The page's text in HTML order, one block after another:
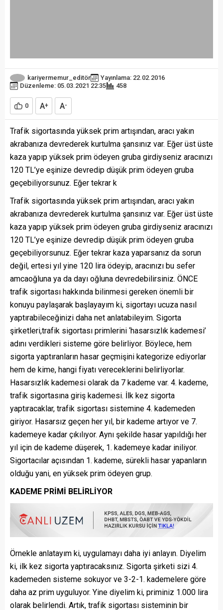
kariyermemur_editör
Yayınlama: 22.02.2016
Düzenleme: 05.03.2021 22:35
458
0 A+ A-
Trafik sigortasında yüksek prim artışından, aracı yakın
akrabanıza devrederek kurtulma şansınız var. Eğer üst üste
kaza yapıp yüksek prim ödeyen gruba girdiyseniz aracınızı
120 TL’ye eşinize devredip düşük prim ödeyen gruba
geçebiliyorsunuz. Eğer tekrar k
Trafik sigortasında yüksek prim artışından, aracı yakın
akrabanıza devrederek kurtulma şansınız var. Eğer üst üste
kaza yapıp yüksek prim ödeyen gruba girdiyseniz aracınızı
120 TL’ye eşinize devredip düşük prim ödeyen gruba
geçebiliyorsunuz. Eğer tekrar kaza yaparsanız da sorun
değil, ertesi yıl yine 120 lira ödeyip, aracınızı bu sefer
amcaoğluna ya da dayı oğluna devredebilirsiniz. ÖNCE
trafik sigortası hakkında bilinmesi gereken önemli bir
konuyu paylaşarak başlayayım ki, sigortayı ucuza nasıl
yaptırabileceğinizi daha net anlatabileyim. Sigorta
şirketleri,trafik sigortası primlerini ‘hasarsızlık kademesi’
adını verdikleri sisteme göre belirliyor. Böylece, hem
sigorta yaptıranların hasar geçmişini kategorize ediyorlar
hem de kime, hangi fiyatı vereceklerini belirliyorlar.
Hasarsızlık kademesi olarak da 7 kademe var. 4. kademe,
trafik sigortasına giriş kademesi. İlk kez sigorta
yaptıracaklar, trafik sigortası sistemine 4. kademeden
giriyor. Hasarsız geçen her yıl, bir kademe artıyor ve 7.
kademeye kadar çıkılıyor. Aynı şekilde hasar yapıldığı her
yıl için de kademe düşerek, 1. kademeye kadar iniliyor.
Sigortacılar açısından 1. kademe, sürekli hasar yapanların
olduğu yani, en yüksek prim ödeyen grup.
KADEME PRİMİ BELİRLİYOR
Örnekle anlatayım ki, uygulamayı daha iyi anlayın. Diyelim
ki, ilk kez sigorta yaptıracaksınız. Sigorta şirketi sizi 4.
kademeden sisteme sokuyor ve 3-2-1. kademelere göre
daha az prim uyguluyor. Yine diyelim ki, priminiz 1.000 lira
olarak belirlendi. Artık, trafik sigortası sisteminin bir